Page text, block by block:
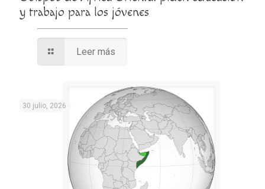
y trabajo para los jóvenes
Leer más
30 julio, 2026